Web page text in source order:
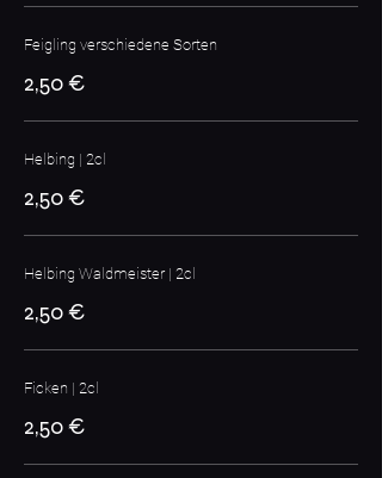
Feigling verschiedene Sorten
2,50 €
Helbing | 2cl
2,50 €
Helbing Waldmeister | 2cl
2,50 €
Ficken | 2cl
2,50 €